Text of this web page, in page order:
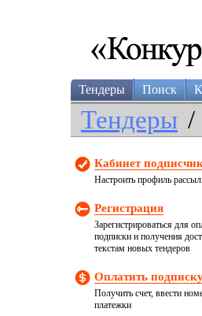
Тендеры Поиск
Тендеры /
Кабинет
Настроить профиль
Регистрация
Зарегистрироваться для
подписки и получения
текстам новых тендеров
Оплатить
Получить счет, ввести
платежки